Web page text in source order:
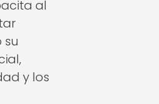
al
su
y los